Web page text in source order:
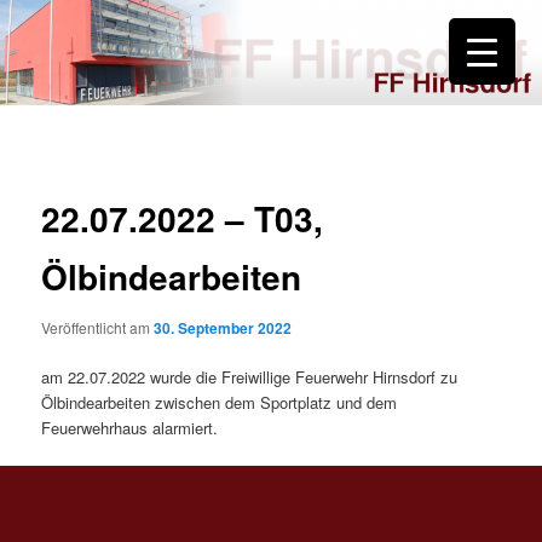
Zum
primären
Inhalt
springenFF Hirnsdorf
22.07.2022 – T03,
Ölbindearbeiten
Veröffentlicht am30. September 2022
am 22.07.2022 wurde die Freiwillige Feuerwehr Hirnsdorf zu
Ölbindearbeiten zwischen dem Sportplatz und dem
Feuerwehrhaus alarmiert.